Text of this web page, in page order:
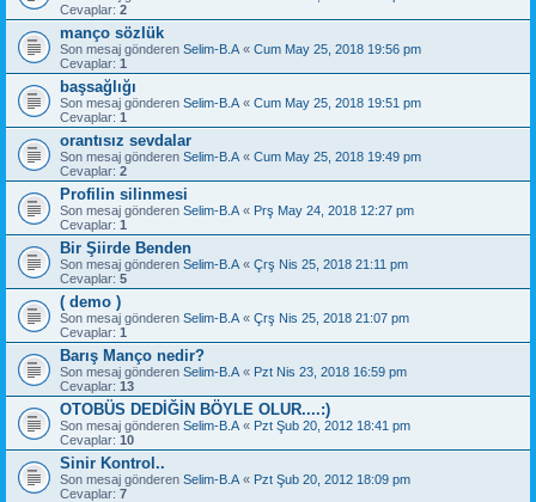
Cevaplar: 2
manço sözlük
Son mesaj gönderen Selim-B.A « Cum May 25, 2018 19:56 pm
Cevaplar: 1
başsağlığı
Son mesaj gönderen Selim-B.A « Cum May 25, 2018 19:51 pm
Cevaplar: 1
orantısız sevdalar
Son mesaj gönderen Selim-B.A « Cum May 25, 2018 19:49 pm
Cevaplar: 2
Profilin silinmesi
Son mesaj gönderen Selim-B.A « Prş May 24, 2018 12:27 pm
Cevaplar: 1
Bir Şiirde Benden
Son mesaj gönderen Selim-B.A « Çrş Nis 25, 2018 21:11 pm
Cevaplar: 5
( demo )
Son mesaj gönderen Selim-B.A « Çrş Nis 25, 2018 21:07 pm
Cevaplar: 1
Barış Manço nedir?
Son mesaj gönderen Selim-B.A « Pzt Nis 23, 2018 16:59 pm
Cevaplar: 13
OTOBÜS DEDİĞİN BÖYLE OLUR....:)
Son mesaj gönderen Selim-B.A « Pzt Şub 20, 2012 18:41 pm
Cevaplar: 10
Sinir Kontrol..
Son mesaj gönderen Selim-B.A « Pzt Şub 20, 2012 18:09 pm
Cevaplar: 7